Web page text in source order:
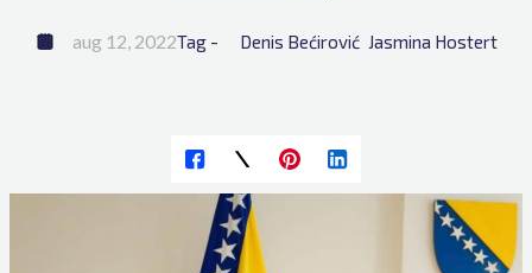
aug 12, 2022Tag - Denis Bećirović Jasmina Hostert